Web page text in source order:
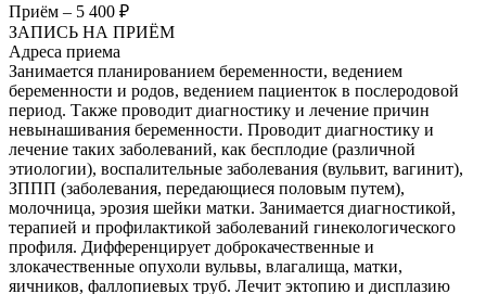
Приём – 5 400 ₽
ЗАПИСЬ НА ПРИЁМ
Адреса приема
Занимается планированием беременности, ведением
беременности и родов, ведением пациенток в послеродовой
период. Также проводит диагностику и лечение причин
невынашивания беременности. Проводит диагностику и
лечение таких заболеваний, как бесплодие (различной
этиологии), воспалительные заболевания (вульвит, вагинит),
ЗППП (заболевания, передающиеся половым путем),
молочница, эрозия шейки матки. Занимается диагностикой,
терапией и профилактикой заболеваний гинекологического
профиля. Дифференцирует доброкачественные и
злокачественные опухоли вульвы, влагалища, матки,
яичников, фаллопиевых труб. Лечит эктопию и дисплазию